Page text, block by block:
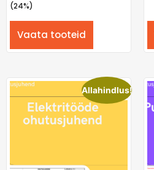
(24%)
Vaata tooteid
Allahindlus!